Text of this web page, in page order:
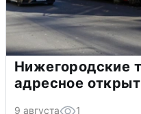
Нижегородские
адресное
9 августа 1